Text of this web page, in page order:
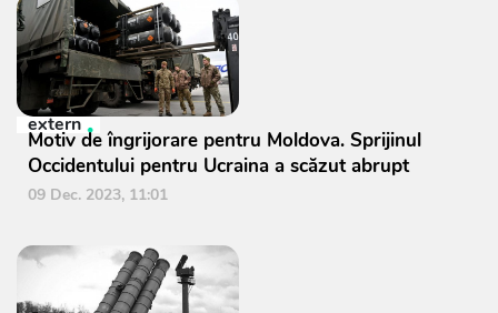
extern
Motiv de îngrijorare pentru Moldova. Sprijinul
Occidentului pentru Ucraina a scăzut abrupt
09 Dec. 2023, 11:01